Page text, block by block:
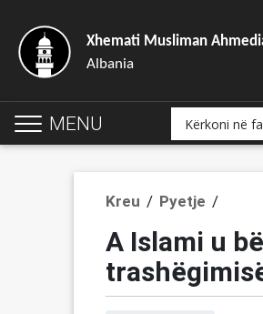
Xhemati Musliman
Albania
MENU
Kreu / Pyetje /
A Islami u